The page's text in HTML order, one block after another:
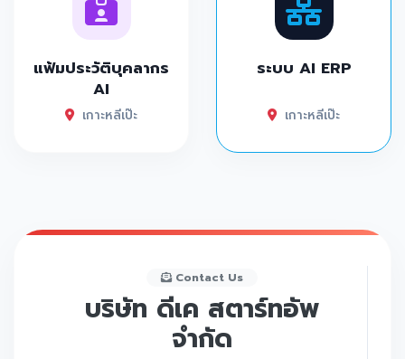
แฟ้มประวัติบุคลากร
AI
เกาะหลีเป๊ะ
ระบบ AI ERP
เกาะหลีเป๊ะ
Contact Us
บริษัท ดีเค สตาร์ทอัพ
จำกัด